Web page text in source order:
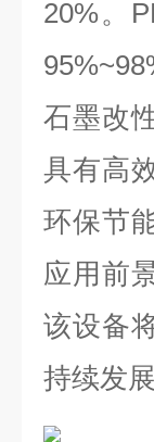
20%。
石墨改
具有高
环保节
应用前
该设备
持续发